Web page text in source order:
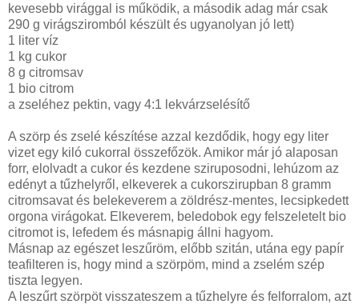
kevesebb virággal is működik, a második adag már csak
290 g virágsziromból készült és ugyanolyan jó lett)
1 liter víz
1 kg cukor
8 g citromsav
1 bio citrom
a zseléhez pektin, vagy 4:1 lekvárzselésítő
A szörp és zselé készítése azzal kezdődik, hogy egy liter
vizet egy kiló cukorral összefőzök. Amikor már jó alaposan
forr, elolvadt a cukor és kezdene sziruposodni, lehúzom az
edényt a tűzhelyről, elkeverek a cukorszirupban 8 gramm
citromsavat és belekeverem a zöldrész-mentes, lecsipkedett
orgona virágokat. Elkeverem, beledobok egy felszeletelt bio
citromot is, lefedem és másnapig állni hagyom.
Másnap az egészet leszűröm, előbb szitán, utána egy papír
teafilteren is, hogy mind a szörpöm, mind a zselém szép
tiszta legyen.
A leszűrt szörpöt visszateszem a tűzhelyre és felforralom, azt